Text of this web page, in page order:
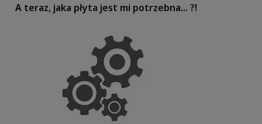
A teraz, jaka płyta jest mi potrzebna... ?!